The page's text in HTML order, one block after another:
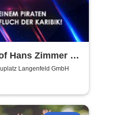
Hans Zimmer &
of Film
Langenfeld GmbH